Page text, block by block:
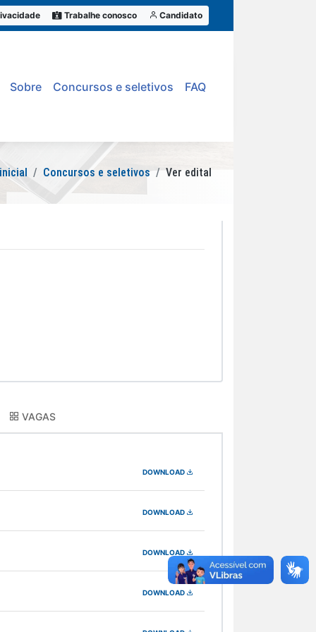
Trabalhe conosco Candidato
Sobre Concursos e seletivos FAQ
Concursos e seletivos Ver edital
VAGAS
DOWNLOAD
DOWNLOAD
DOWNLOAD
DOWNLOAD